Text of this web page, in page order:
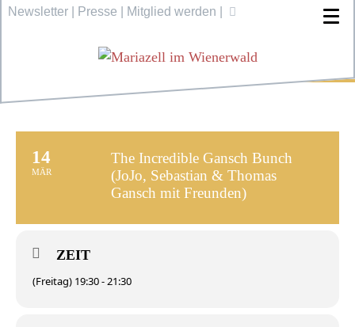
Newsletter Presse Mitglied werden
14
MÄR
The Incredible Gansch Bunch
(JoJo, Sebastian & Thomas
Gansch mit Freunden)
ZEIT
(Freitag) 19:30 - 21:30